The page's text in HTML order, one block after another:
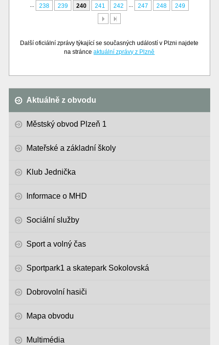
...
238 239 240 241 242 ... 247 248
249
DalšíPoslední
Další oficiální zprávy týkající se současných událostí v Plzni najdete
na stránceaktuální zprávy z Plzně
Aktuálně z obvodu
Městský obvod Plzeň 1
Mateřské a základní školy
Klub Jednička
Informace o MHD
Sociální služby
Sport a volný čas
Sportpark1 a skatepark Sokolovská
Dobrovolní hasiči
Mapa obvodu
Multimédia